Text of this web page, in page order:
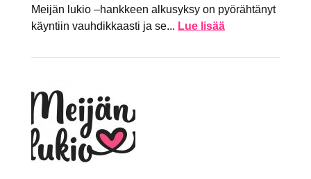
Meijän lukio –hankkeen alkusyksy on pyörähtänyt
käyntiin vauhdikkaasti ja se... Lue lisää